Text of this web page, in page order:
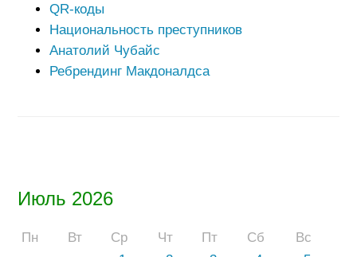
Июль 2026
Пн Вт Ср Чт Пт Сб
Вс
QR-коды
Национальность преступников
Анатолий Чубайс
Ребрендинг Макдоналдса